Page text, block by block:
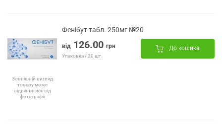
Зовнішній вигляд
товару може
відрізнятися від
фотографії
Фенібут табл. 250мг №20
від 126.00 грн
Упаковка / 20 шт.
До кошика